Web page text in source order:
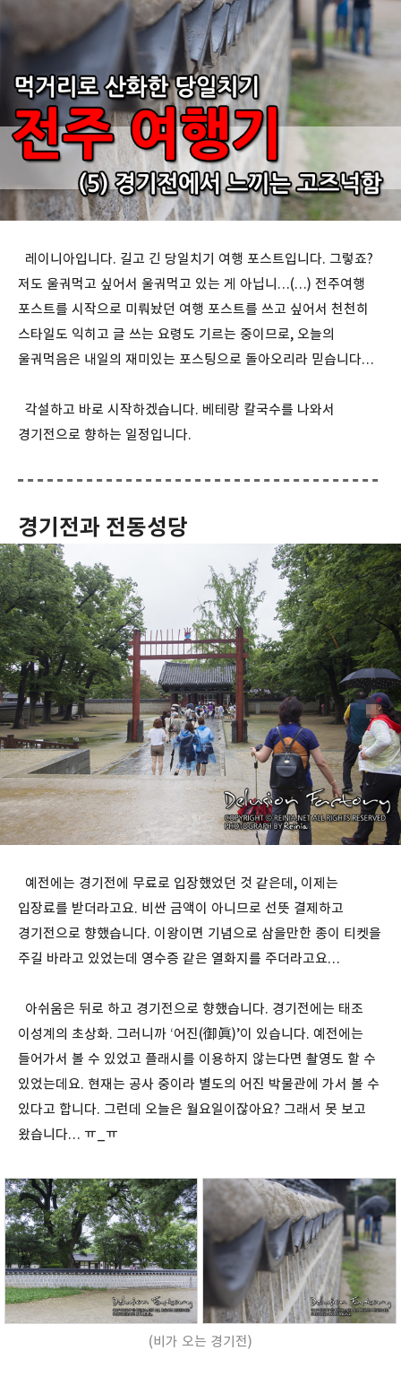
레이니아입니다. 길고 긴 당일치기 여행 포스트입니다. 그렇죠?
저도 울궈먹고 싶어서 울궈먹고 있는 게 아닙니…(…) 전주여행
포스트를 시작으로 미뤄놨던 여행 포스트를 쓰고 싶어서 천천히
스타일도 익히고 글 쓰는 요령도 기르는 중이므로, 오늘의
울궈먹음은 내일의 재미있는 포스팅으로 돌아오리라 믿습니다…
각설하고 바로 시작하겠습니다. 베테랑 칼국수를 나와서
경기전으로 향하는 일정입니다.
경기전과 전동성당
예전에는 경기전에 무료로 입장했었던 것 같은데, 이제는
입장료를 받더라고요. 비싼 금액이 아니므로 선뜻 결제하고
경기전으로 향했습니다. 이왕이면 기념으로 삼을만한 종이 티켓을
주길 바라고 있었는데 영수증 같은 열화지를 주더라고요…
아쉬움은 뒤로 하고 경기전으로 향했습니다. 경기전에는 태조
이성계의 초상화. 그러니까 ‘어진(御眞)’이 있습니다. 예전에는
들어가서 볼 수 있었고 플래시를 이용하지 않는다면 촬영도 할 수
있었는데요. 현재는 공사 중이라 별도의 어진 박물관에 가서 볼 수
있다고 합니다. 그런데 오늘은 월요일이잖아요? 그래서 못 보고
왔습니다… ㅠ_ㅠ
(비가 오는 경기전)